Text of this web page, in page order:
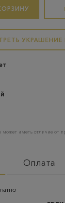
УКРАШЕНИЕ
может иметь отличие от
Оплата